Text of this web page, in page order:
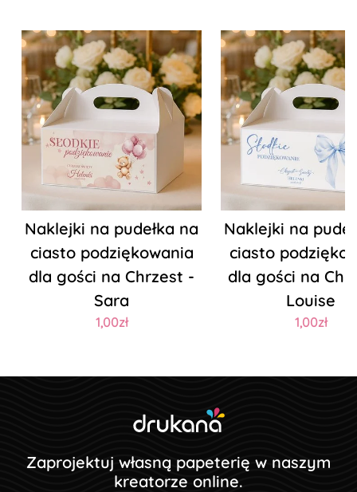
Naklejki na pudełka na
ciasto podziękowania
dla gości na Chrzest -
Sara
1,00zł
Naklejki na
ciasto
dla gości na
Louise
1,00zł
Zaprojektuj własną papeterię w naszym
kreatorze online.